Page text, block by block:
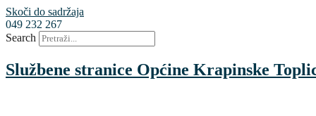
Skoči do sadržaja
049 232 267
Search
Službene stranice Općine Krapinske